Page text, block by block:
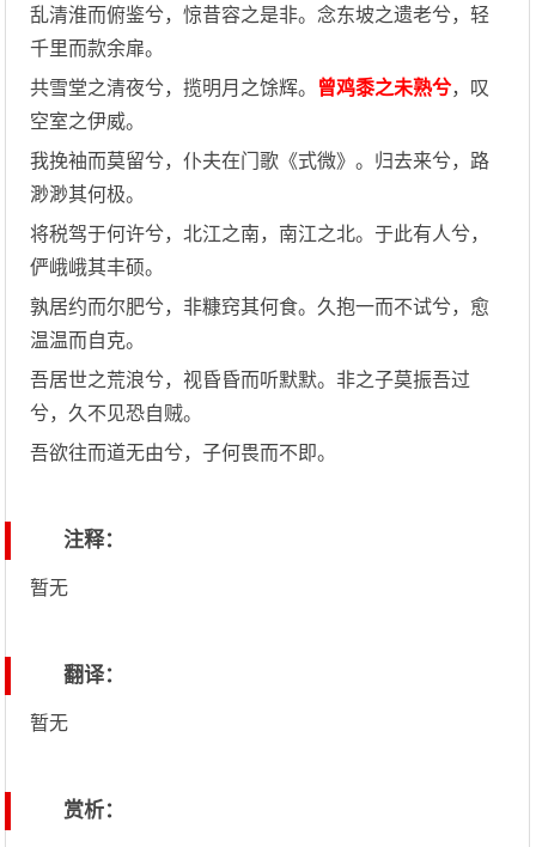
乱清淮而俯鉴兮，惊昔容之是非。念东坡之遗老兮，轻
千里而款余扉。
共雪堂之清夜兮，揽明月之馀辉。 曾鸡黍之未熟兮，叹
空室之伊威。
我挽袖而莫留兮，仆夫在门歌《式微》。归去来兮，路
渺渺其何极。
将税驾于何许兮，北江之南，南江之北。于此有人兮，
俨峨峨其丰硕。
孰居约而尔肥兮，非糠窍其何食。久抱一而不试兮，愈
温温而自克。
吾居世之荒浪兮，视昏昏而听默默。非之子莫振吾过
兮，久不见恐自贼。
吾欲往而道无由兮，子何畏而不即。
注释：
暂无
翻译：
暂无
赏析：